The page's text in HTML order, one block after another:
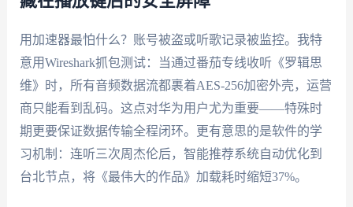
用加速器最怕什么？账号被盗或听歌记录被监控。我特
意用Wireshark抓包测试：当通过番茄专线收听《罗辑思
维》时，所有音频数据流都裹着AES-256加密外壳，运营
商只能看到乱码。这点对华为用户尤为重要——特殊时
期更要保证数据传输全程闭环。更有意思的是软件的学
习机制：连听三次周杰伦后，智能推荐系统自动优化到
台北节点，将《最伟大的作品》加载耗时缩短37%。